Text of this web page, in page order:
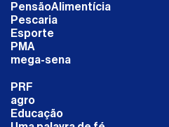
PensãoAlimentícia
Pescaria
Esporte
PMA
mega-sena
PRF
agro
Educação